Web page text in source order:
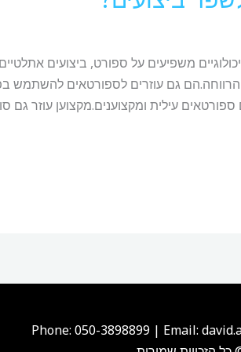
משפיעים על ספורט, ביצועים אתלטיים,
גם עוזרים לספורטאים להשתמש
עילית ומקצוענים.מקצוען עוזר גם
Phone: 050-3898899 | Email: